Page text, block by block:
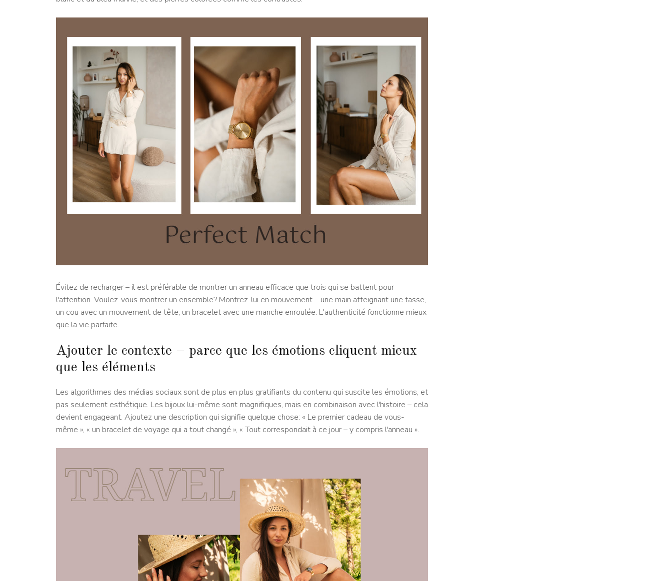
Évitez de recharger – il est préférable de montrer un anneau efficace que trois qui se battent pour
l'attention. Voulez-vous montrer un ensemble? Montrez-lui en mouvement – une main atteignant une tasse,
un cou avec un mouvement de tête, un bracelet avec une manche enroulée. L'authenticité fonctionne mieux
que la vie parfaite.
Ajouter le contexte – parce que les émotions cliquent mieux
que les éléments
Les algorithmes des médias sociaux sont de plus en plus gratifiants du contenu qui suscite les émotions, et
pas seulement esthétique. Les bijoux lui-même sont magnifiques, mais en combinaison avec l'histoire – cela
devient engageant. Ajoutez une description qui signifie quelque chose: « Le premier cadeau de vous-
même », « un bracelet de voyage qui a tout changé », « Tout correspondait à ce jour – y compris l'anneau ».